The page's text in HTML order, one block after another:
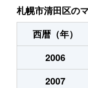
北野６条
北野６条
清田１条
清田２条
札幌市清田区の
西暦（年）
2006
2007